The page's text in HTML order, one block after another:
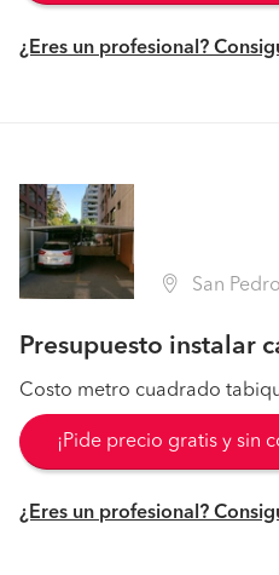
¿Eres un profesional?
San Pedro de la Paz
Presupuesto instalar
Costo metro cuadrado
¡Pide precio gratis y sin
¿Eres un profesional?